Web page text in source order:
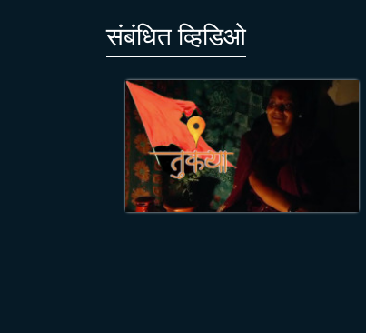
संबंधित व्हिडिओ